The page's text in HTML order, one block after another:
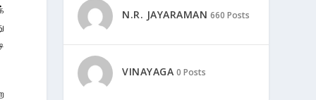
N.R. JAYARAMAN 660 Posts
VINAYAGA 0 Posts